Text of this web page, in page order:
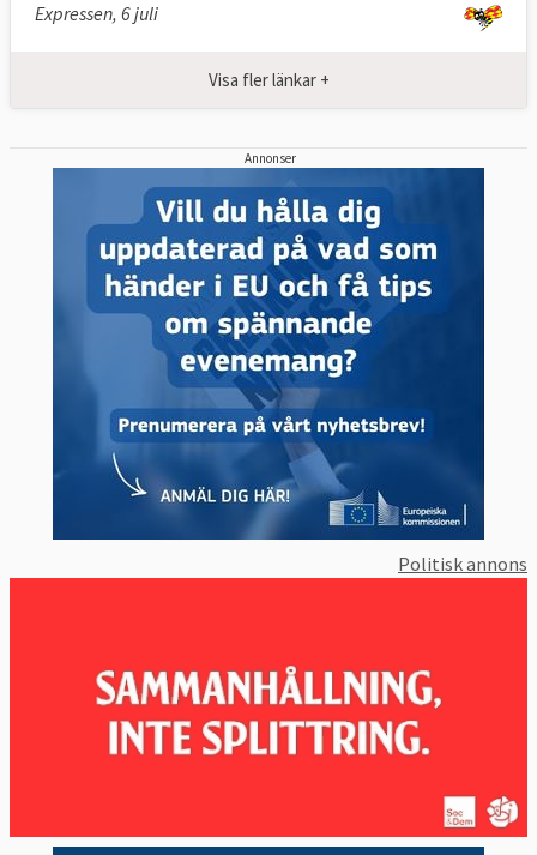
Expressen, 6 juli
Visa fler länkar +
Annonser
Politisk annons